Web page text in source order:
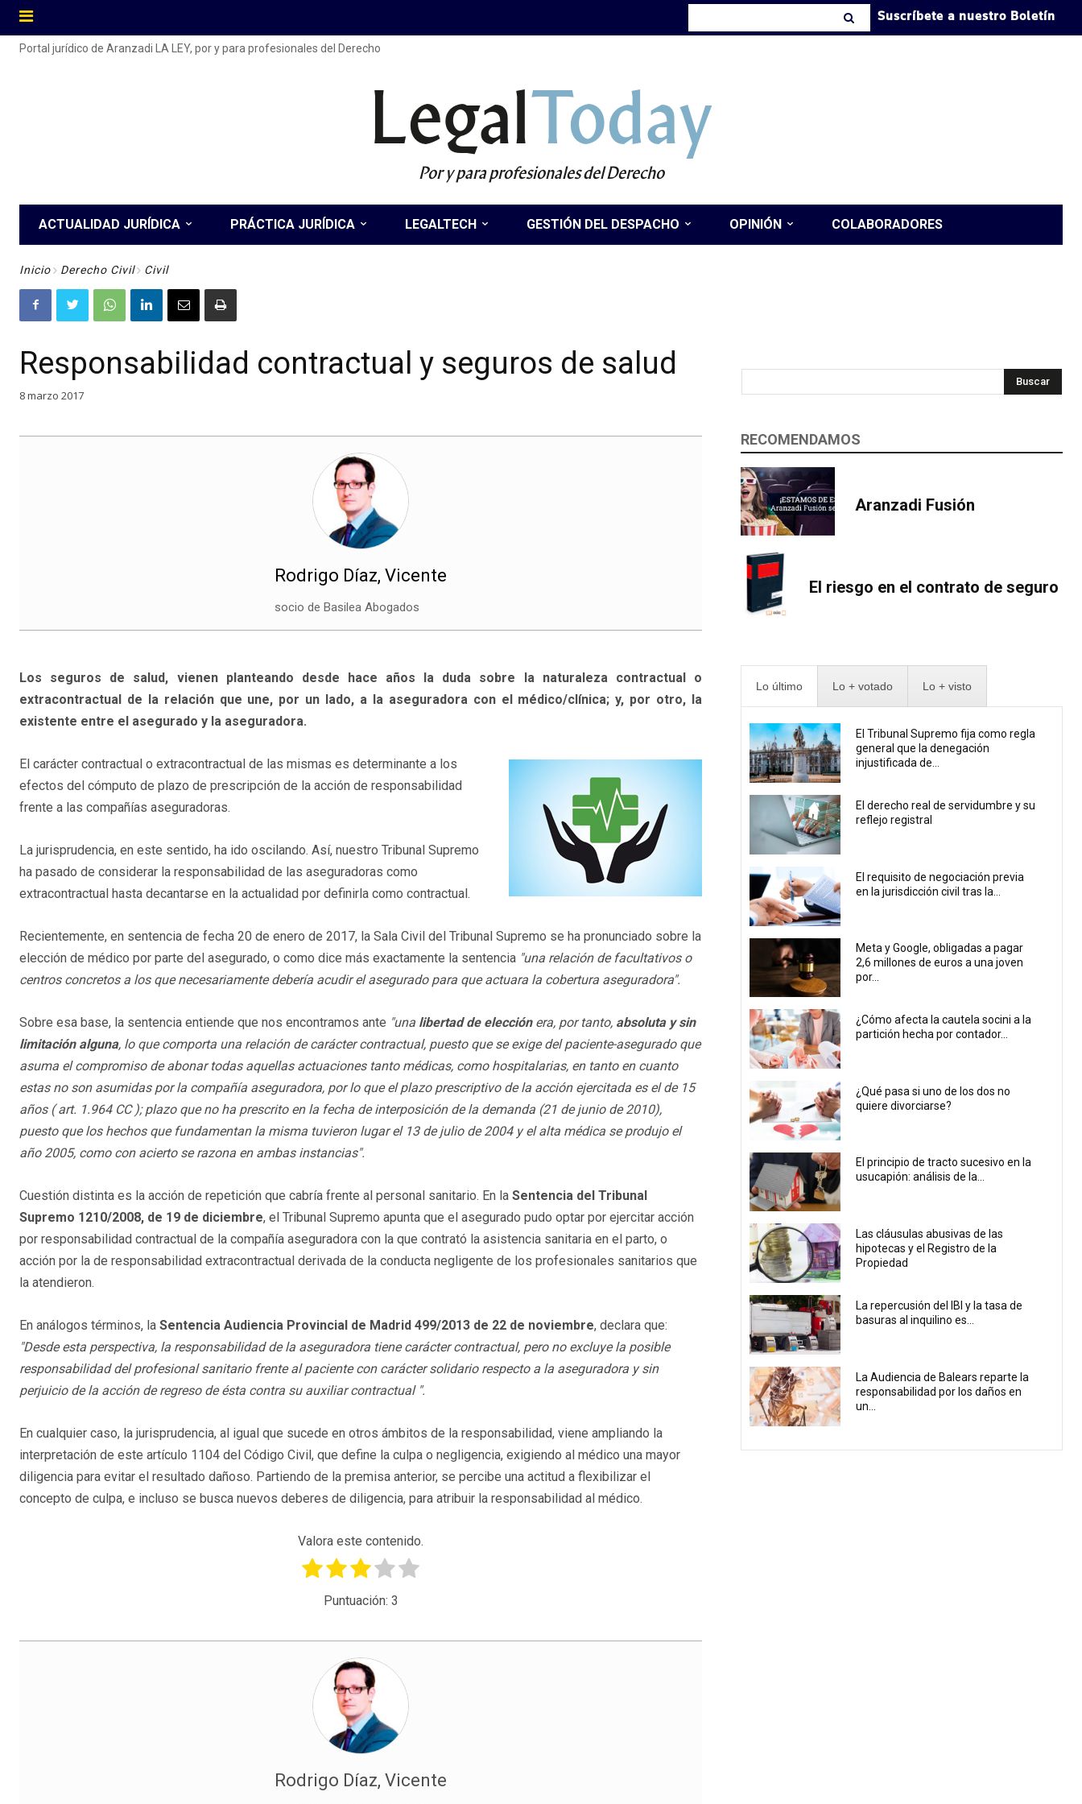
Suscríbete a nuestro Boletín
Portal jurídico de Aranzadi LA LEY, por y para profesionales del Derecho
LegalToday
Por y para profesionales del Derecho
ACTUALIDAD JURÍDICA PRÁCTICA JURÍDICA LEGALTECH GESTIÓN DEL DESPACHO OPINIÓN COLABORADORES
Inicio Derecho Civil Civil
Responsabilidad contractual y seguros de salud
8 marzo 2017
Rodrigo Díaz, Vicente
socio de Basilea Abogados
Los seguros de salud, vienen planteando desde hace años la duda sobre la naturaleza contractual o
extracontractual de la relación que une, por un lado, a la aseguradora con el médico/clínica; y, por otro, la
existente entre el asegurado y la aseguradora.
El carácter contractual o extracontractual de las mismas es determinante a los
efectos del cómputo de plazo de prescripción de la acción de responsabilidad
frente a las compañías aseguradoras.
La jurisprudencia, en este sentido, ha ido oscilando. Así, nuestro Tribunal Supremo
ha pasado de considerar la responsabilidad de las aseguradoras como
extracontractual hasta decantarse en la actualidad por definirla como contractual.
Recientemente, en sentencia de fecha 20 de enero de 2017, la Sala Civil del Tribunal Supremo se ha pronunciado sobre la
elección de médico por parte del asegurado, o como dice más exactamente la sentencia "una relación de facultativos o
centros concretos a los que necesariamente debería acudir el asegurado para que actuara la cobertura aseguradora".
Sobre esa base, la sentencia entiende que nos encontramos ante "una libertad de elección era, por tanto, absoluta y sin
limitación alguna, lo que comporta una relación de carácter contractual, puesto que se exige del paciente-asegurado que
asuma el compromiso de abonar todas aquellas actuaciones tanto médicas, como hospitalarias, en tanto en cuanto
estas no son asumidas por la compañía aseguradora, por lo que el plazo prescriptivo de la acción ejercitada es el de 15
años ( art. 1.964 CC ); plazo que no ha prescrito en la fecha de interposición de la demanda (21 de junio de 2010),
puesto que los hechos que fundamentan la misma tuvieron lugar el 13 de julio de 2004 y el alta médica se produjo el
año 2005, como con acierto se razona en ambas instancias".
Cuestión distinta es la acción de repetición que cabría frente al personal sanitario. En la Sentencia del Tribunal
Supremo 1210/2008, de 19 de diciembre, el Tribunal Supremo apunta que el asegurado pudo optar por ejercitar acción
por responsabilidad contractual de la compañía aseguradora con la que contrató la asistencia sanitaria en el parto, o
acción por la de responsabilidad extracontractual derivada de la conducta negligente de los profesionales sanitarios que
la atendieron.
En análogos términos, la Sentencia Audiencia Provincial de Madrid 499/2013 de 22 de noviembre, declara que:
"Desde esta perspectiva, la responsabilidad de la aseguradora tiene carácter contractual, pero no excluye la posible
responsabilidad del profesional sanitario frente al paciente con carácter solidario respecto a la aseguradora y sin
perjuicio de la acción de regreso de ésta contra su auxiliar contractual".
En cualquier caso, la jurisprudencia, al igual que sucede en otros ámbitos de la responsabilidad, viene ampliando la
interpretación de este artículo 1104 del Código Civil, que define la culpa o negligencia, exigiendo al médico una mayor
diligencia para evitar el resultado dañoso. Partiendo de la premisa anterior, se percibe una actitud a flexibilizar el
concepto de culpa, e incluso se busca nuevos deberes de diligencia, para atribuir la responsabilidad al médico.
Valora este contenido.
Puntuación: 3
Rodrigo Díaz, Vicente
Buscar
RECOMENDAMOS
Aranzadi Fusión
El riesgo en el contrato de seguro
Lo último Lo + votado Lo + visto
El Tribunal Supremo fija como regla
general que la denegación
injustificada de...
El derecho real de servidumbre y su
reflejo registral
El requisito de negociación previa
en la jurisdicción civil tras la...
Meta y Google, obligadas a pagar
2,6 millones de euros a una joven
por...
¿Cómo afecta la cautela socini a la
partición hecha por contador...
¿Qué pasa si uno de los dos no
quiere divorciarse?
El principio de tracto sucesivo en la
usucapión: análisis de la...
Las cláusulas abusivas de las
hipotecas y el Registro de la
Propiedad
La repercusión del IBI y la tasa de
basuras al inquilino es...
La Audiencia de Balears reparte la
responsabilidad por los daños en
un...